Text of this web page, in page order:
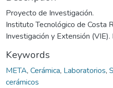
Proyecto de Investigación.
Instituto Tecnológico de Costa
Investigación y Extensión
Keywords
META, Cerámica, Laboratorios,
cerámicos